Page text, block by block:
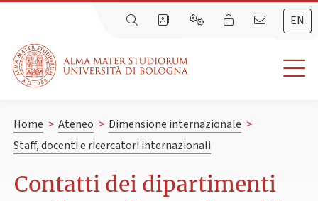
EN
Home > Ateneo > Dimensione internazionale >
Staff, docenti e ricercatori internazionali
Contatti dei dipartimenti